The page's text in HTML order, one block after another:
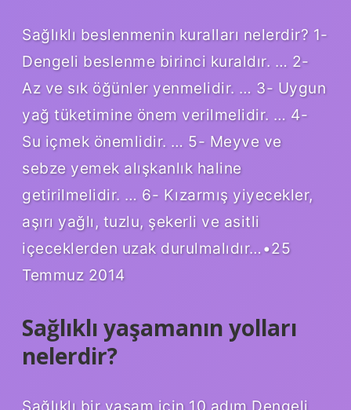
Sağlıklı beslenmenin kuralları nelerdir? 1-
Dengeli beslenme birinci kuraldır. … 2-
Az ve sık öğünler yenmelidir. … 3- Uygun
yağ tüketimine önem verilmelidir. … 4-
Su içmek önemlidir. … 5- Meyve ve
sebze yemek alışkanlık haline
getirilmelidir. … 6- Kızarmış yiyecekler,
aşırı yağlı, tuzlu, şekerli ve asitli
içeceklerden uzak durulmalıdır…•25
Temmuz 2014
Sağlıklı yaşamanın yolları
nelerdir?
Sağlıklı bir yaşam için 10 adım Dengeli